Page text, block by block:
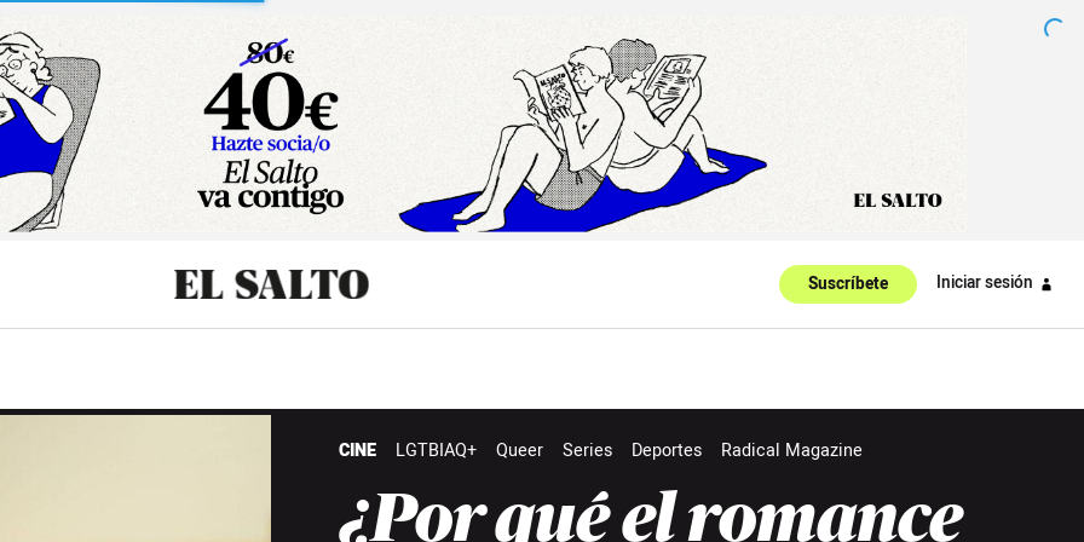
Suscríbete Iniciar sesión
CINE LGTBIAQ+ Queer Series Deportes Radical Magazine
¿Por qué el romance